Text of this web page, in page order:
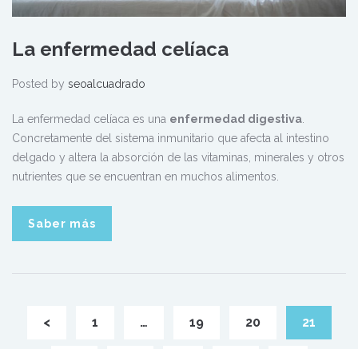
La enfermedad celíaca
Posted by seoalcuadrado
La enfermedad celíaca es una enfermedad digestiva.
Concretamente del sistema inmunitario que afecta al intestino
delgado y altera la absorción de las vitaminas, minerales y otros
nutrientes que se encuentran en muchos alimentos.
Saber más
< 1 … 19 20 21